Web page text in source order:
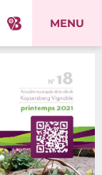
MENU